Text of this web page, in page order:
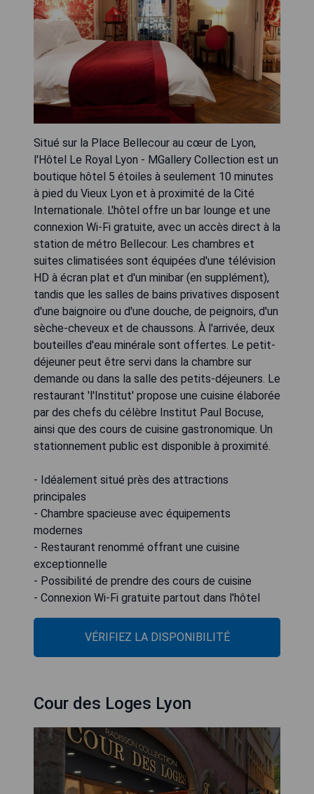
Situé sur la Place Bellecour au cœur de Lyon,
l'Hôtel Le Royal Lyon - MGallery Collection est un
boutique hôtel 5 étoiles à seulement 10 minutes
à pied du Vieux Lyon et à proximité de la Cité
Internationale. L'hôtel offre un bar lounge et une
connexion Wi-Fi gratuite, avec un accès direct à la
station de métro Bellecour. Les chambres et
suites climatisées sont équipées d'une télévision
HD à écran plat et d'un minibar (en supplément),
tandis que les salles de bains privatives disposent
d'une baignoire ou d'une douche, de peignoirs, d'un
sèche-cheveux et de chaussons. À l'arrivée, deux
bouteilles d'eau minérale sont offertes. Le petit-
déjeuner peut être servi dans la chambre sur
demande ou dans la salle des petits-déjeuners. Le
restaurant 'l'Institut' propose une cuisine élaborée
par des chefs du célèbre Institut Paul Bocuse,
ainsi que des cours de cuisine gastronomique. Un
stationnement public est disponible à proximité.
- Idéalement situé près des attractions
principales
- Chambre spacieuse avec équipements
modernes
- Restaurant renommé offrant une cuisine
exceptionnelle
- Possibilité de prendre des cours de cuisine
- Connexion Wi-Fi gratuite partout dans l'hôtel
VÉRIFIEZ LA DISPONIBILITÉ
Cour des Loges Lyon